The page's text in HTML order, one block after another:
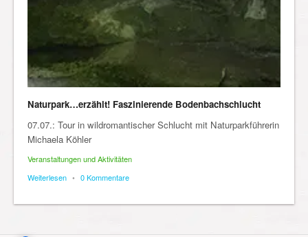
Naturpark…erzählt! Faszinierende Bodenbachschlucht
07.07.: Tour in wildromantischer Schlucht mit Naturparkführerin
Michaela Köhler
Veranstaltungen und Aktivitäten
Weiterlesen • 0 Kommentare